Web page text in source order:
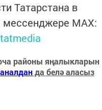
Татарстана в
мессенджере MАХ:
районы яңалыкларын
да белә аласыз